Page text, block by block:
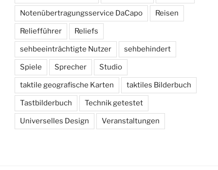
Notenübertragungsservice DaCapo Reisen
Reliefführer Reliefs
sehbeeinträchtigte Nutzer sehbehindert
Spiele Sprecher Studio
taktile geografische Karten taktiles Bilderbuch
Tastbilderbuch Technik getestet
Universelles Design Veranstaltungen